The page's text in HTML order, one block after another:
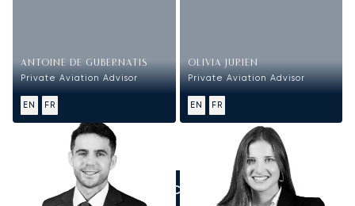
ANTOINE DE GUBERNATIS
Private Aviation Advisor
EN FR
OLIVIA JURIEN
Private Aviation Advisor
EN FR
ZADZWOŃCIE DO NAS